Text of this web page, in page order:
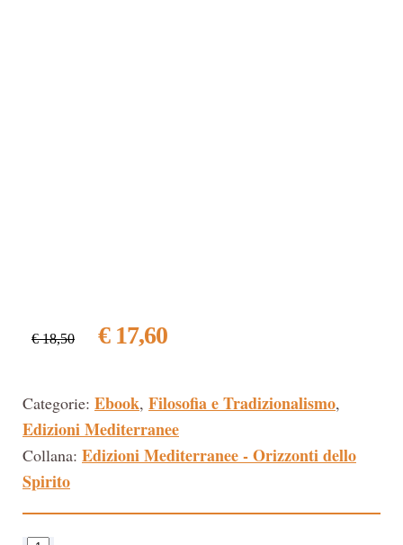
€ 18,50 € 17,60
Categorie: Ebook, Filosofia e Tradizionalismo,
Edizioni Mediterranee
Collana: Edizioni Mediterranee - Orizzonti dello
Spirito